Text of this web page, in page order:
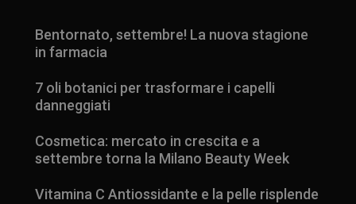
Bentornato, settembre! La nuova stagione
in farmacia
7 oli botanici per trasformare i capelli
danneggiati
Cosmetica: mercato in crescita e a
settembre torna la Milano Beauty Week
Vitamina C Antiossidante e la pelle risplende